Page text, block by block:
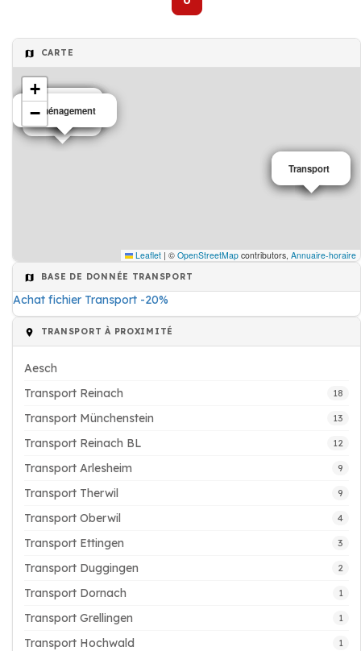
CARTE
Transport
Transport
Transport
Transport
Transport
Transport
Transport
Transport
Déménagement
+
−
Leaflet | © OpenStreetMap contributors, Annuaire-horaire
BASE DE DONNÉE TRANSPORT
Achat fichier Transport -20%
TRANSPORT À PROXIMITÉ
Aesch
Transport Reinach
18
Transport Münchenstein 13
Transport Reinach BL 12
Transport Arlesheim 9
Transport Therwil 9
Transport Oberwil 4
Transport Ettingen 3
Transport Duggingen 2
Transport Dornach 1
Transport Grellingen 1
Transport Hochwald 1